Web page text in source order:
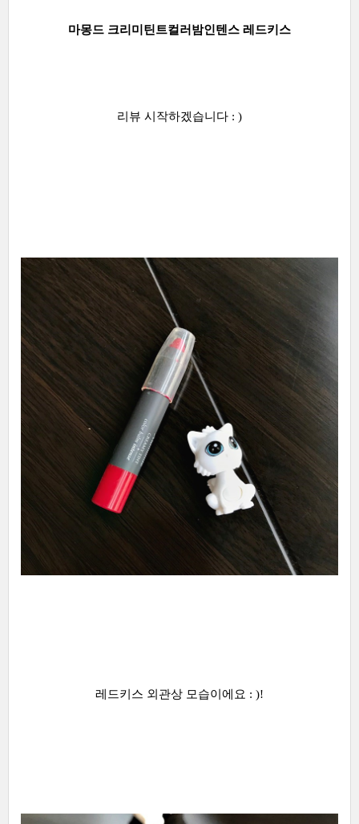
마몽드 크리미틴트컬러밤인텐스 레드키스
리뷰 시작하겠습니다 : )
레드키스 외관상 모습이에요 : )!